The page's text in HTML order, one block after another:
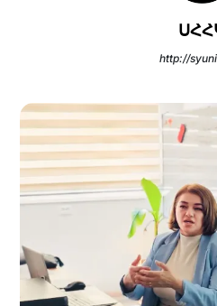
http://